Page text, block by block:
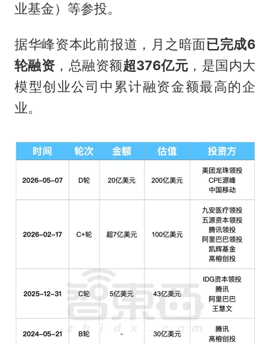
业基金）等参投。
据华峰资本此前报道，月之暗面已完成6
轮融资 ，总融资额超376亿元 ，是国内大
模型创业公司中累计融资金额最高的企
业。